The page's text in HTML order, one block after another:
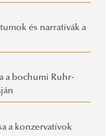
és narratívák a
a bochumi Ruhr-
a konzervatívok